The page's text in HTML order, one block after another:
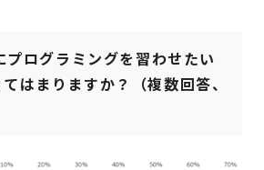
ログラミングを習わせたい
はまりますか？（複数回答、